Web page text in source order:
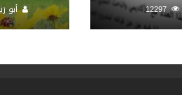
12297 أبو